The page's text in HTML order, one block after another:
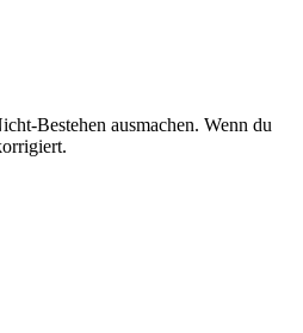
Bestehen ausmachen. Wenn du